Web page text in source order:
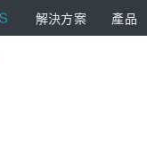
解決方案 產品